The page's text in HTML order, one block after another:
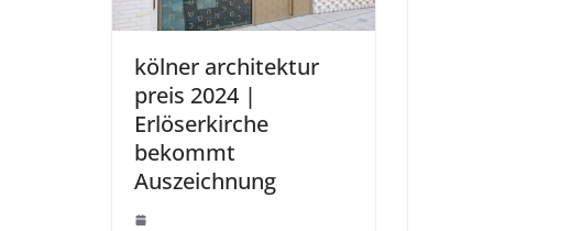
kölner architektur
preis 2024 |
Erlöserkirche
bekommt
Auszeichnung